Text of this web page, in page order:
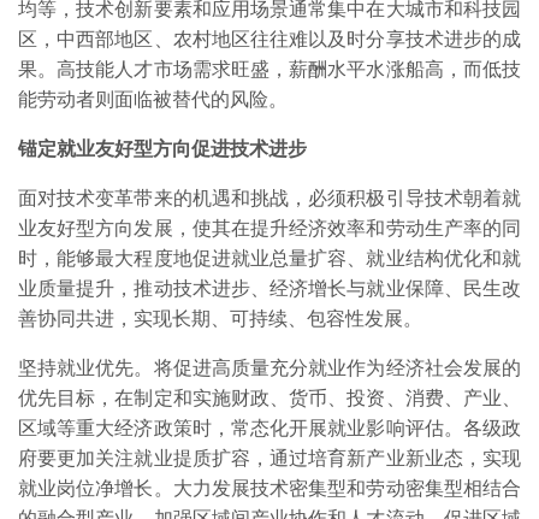
均等，技术创新要素和应用场景通常集中在大城市和科技园
区，中西部地区、农村地区往往难以及时分享技术进步的成
果。高技能人才市场需求旺盛，薪酬水平水涨船高，而低技
能劳动者则面临被替代的风险。
锚定就业友好型方向促进技术进步
面对技术变革带来的机遇和挑战，必须积极引导技术朝着就
业友好型方向发展，使其在提升经济效率和劳动生产率的同
时，能够最大程度地促进就业总量扩容、就业结构优化和就
业质量提升，推动技术进步、经济增长与就业保障、民生改
善协同共进，实现长期、可持续、包容性发展。
坚持就业优先。将促进高质量充分就业作为经济社会发展的
优先目标，在制定和实施财政、货币、投资、消费、产业、
区域等重大经济政策时，常态化开展就业影响评估。各级政
府要更加关注就业提质扩容，通过培育新产业新业态，实现
就业岗位净增长。大力发展技术密集型和劳动密集型相结合